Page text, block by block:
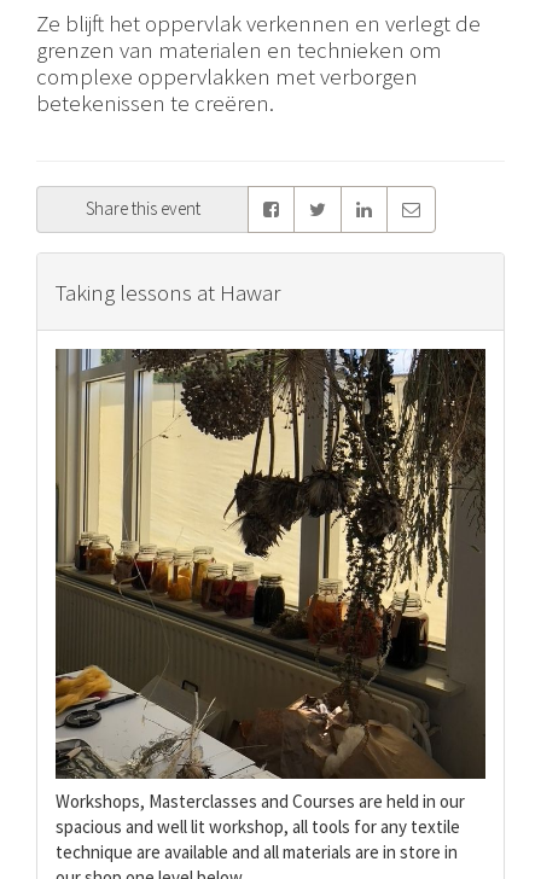
Ze blijft het oppervlak verkennen en verlegt de
grenzen van materialen en technieken om
complexe oppervlakken met verborgen
betekenissen te creëren.
Share this event
Taking lessons at Hawar
Workshops, Masterclasses and Courses are held in our
spacious and well lit workshop, all tools for any textile
technique are available and all materials are in store in